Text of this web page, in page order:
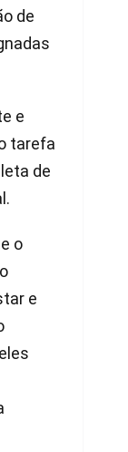
de
e
tarefa
de
o
e